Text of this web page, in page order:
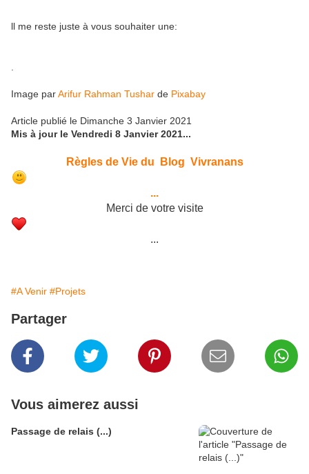
ll me reste juste à vous souhaiter une:
Image parArifur Rahman Tushar de Pixabay
Article publié le Dimanche 3 Janvier 2021
Mis à jour le Vendredi 8 Janvier 2021...
Règles de Vie du Blog Vivranans
...
Merci de votre visite
...
#A Venir #Projets
Partager
Vous aimerez aussi
Passage de relais (...)